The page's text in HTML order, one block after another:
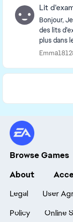
Lit
Bonjour, Je crois que je rencontre un bugs au niveau
des lits
plus dans
barre de
Browse Games
About
Legal User
Policy
Online